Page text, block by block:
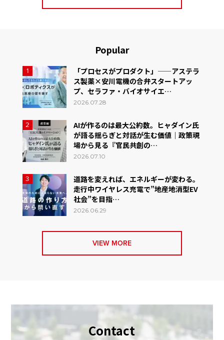
Popular
1
「プロセスがプロダクト」——アステラ
ス製薬×安川電機の合弁スタートアッ
プ、セラファ・バイオサイエ…
2026.07.28
2
AIが作るのは最大公約数。ヒャダイン氏
が語る揺らぎと対話が生む価値｜政策現
場から見る『官民共創の…
2026.07.10
3
道路を変えれば、エネルギーが変わる。
走行中ワイヤレス充電で”地産地消型EV
社会”を目指…
2026.06.29
VIEW MORE
Contact